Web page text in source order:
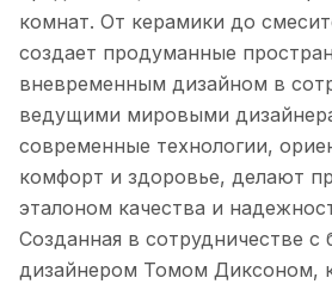
комнат. От керамики до
создает продуманные
вневременным дизайном в
ведущими мировыми
современные технологии,
комфорт и здоровье, делают
эталоном качества и
Созданная в сотрудничестве с
дизайнером Томом Диксоном,